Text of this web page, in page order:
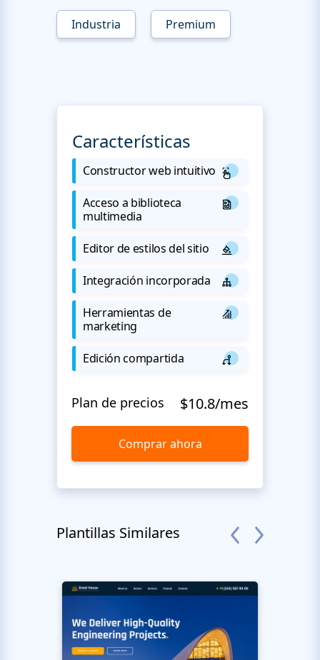
Industria Premium
Características
Constructor web intuitivo
Acceso a biblioteca
multimedia
Editor de estilos del sitio
Integración incorporada
Herramientas de
marketing
Edición compartida
Plan de precios $10.8/mes
Comprar ahora
Plantillas Similares